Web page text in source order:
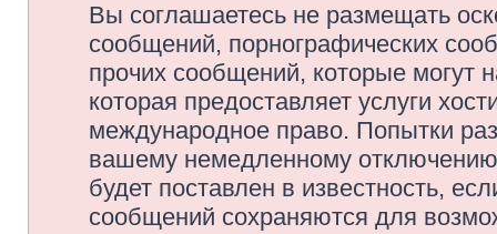
Вы соглашаетесь не размещать
сообщений, порнографических
прочих сообщений, которые могут
которая предоставляет услуги
международное право. Попытки
вашему немедленному
будет поставлен в известность,
сообщений сохраняются для